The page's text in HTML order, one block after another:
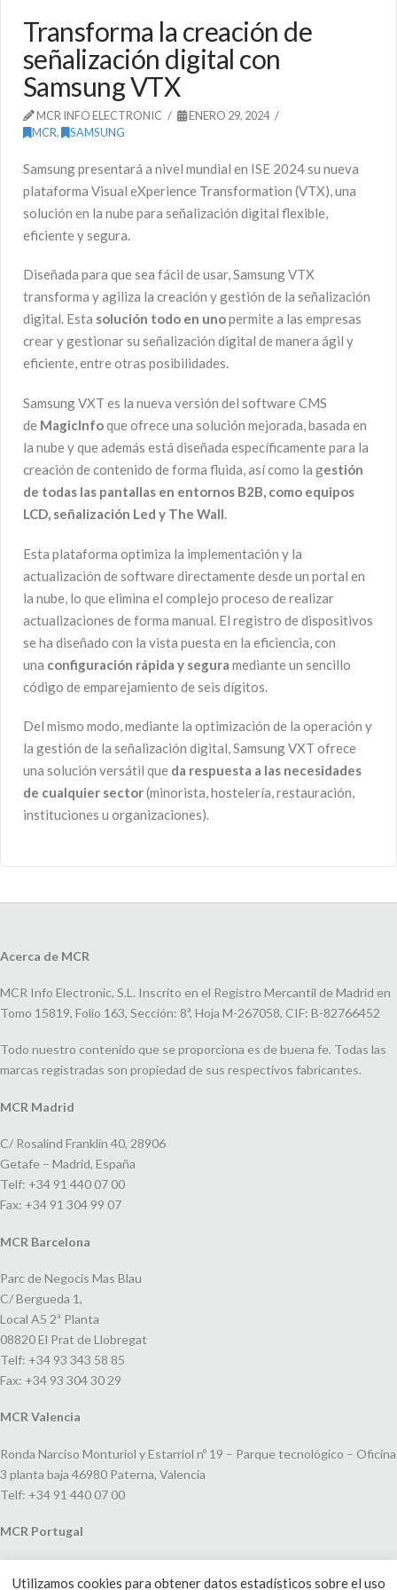
Transforma la creación de
señalización digital con
Samsung VTX
MCR INFO ELECTRONIC
ENERO 29, 2024
MCR, SAMSUNG
Samsung presentará a nivel mundial en ISE 2024 su nueva
plataforma Visual eXperience Transformation (VTX), una
solución en la nube para señalización digital flexible,
eficiente y segura.
Diseñada para que sea fácil de usar, Samsung VTX
transforma y agiliza la creación y gestión de la señalización
digital. Esta solución todo en unopermite a las empresas
crear y gestionar su señalización digital de manera ágil y
eficiente, entre otras posibilidades.
Samsung VXT es la nueva versión del software CMS
de MagicInfoque ofrece una solución mejorada, basada en
la nube y que además está diseñada específicamente para la
creación de contenido de forma fluida, así como la gestión
de todas las pantallas en entornos B2B, como equipos
LCD, señalización Led y The Wall.
Esta plataforma optimiza la implementación y la
actualización de software directamente desde un portal en
la nube, lo que elimina el complejo proceso de realizar
actualizaciones de forma manual. El registro de dispositivos
se ha diseñado con la vista puesta en la eficiencia, con
una configuración rápida y segura mediante un sencillo
código de emparejamiento de seis dígitos.
Del mismo modo, mediante la optimización de la operación y
la gestión de la señalización digital, Samsung VXT ofrece
una solución versátil que da respuesta a las necesidades
de cualquier sector(minorista, hostelería, restauración,
instituciones u organizaciones).
Acerca de MCR
MCR Info Electronic, S.L. Inscrito en el Registro Mercantil de Madrid en
Tomo 15819, Folio 163, Sección: 8ª, Hoja M-267058, CIF: B-82766452
Todo nuestro contenido que se proporciona es de buena fe. Todas las
marcas registradas son propiedad de sus respectivos fabricantes.
MCR Madrid
C/ Rosalind Franklin 40, 28906
Getafe – Madrid, España
Telf: +34 91 440 07 00
Fax: +34 91 304 99 07
MCR Barcelona
Parc de Negocis Mas Blau
C/ Bergueda 1,
Local A5 2ª Planta
08820 El Prat de Llobregat
Telf: +34 93 343 58 85
Fax: +34 93 304 30 29
MCR Valencia
Ronda Narciso Monturiol y Estarriol nº 19 – Parque tecnológico – Oficina
3 planta baja 46980 Paterna, Valencia
Telf: +34 91 440 07 00
MCR Portugal
Utilizamos cookies para obtener datos estadísticos sobre el uso